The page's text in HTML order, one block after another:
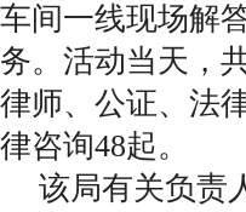
车间一线现场解
务。活动当天，
律师、公证、法
律咨询48起。
该局有关负责